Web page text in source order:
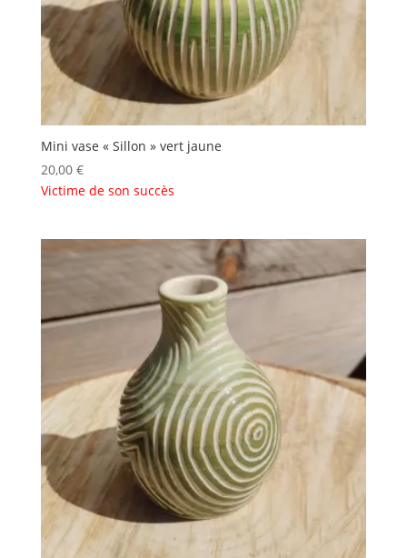
Mini vase « Sillon » vert jaune
20,00 €
Victime de son succès